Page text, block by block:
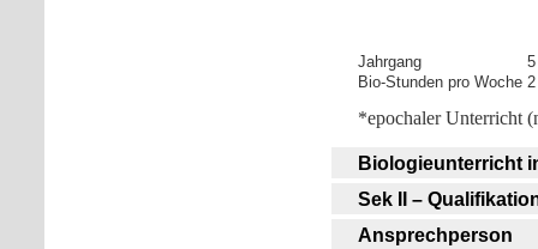
Jahrgang
Bio-Stunden pro Woche 2
*epochaler Unterricht
Biologieunterricht
Sek II –
Ansprechperson